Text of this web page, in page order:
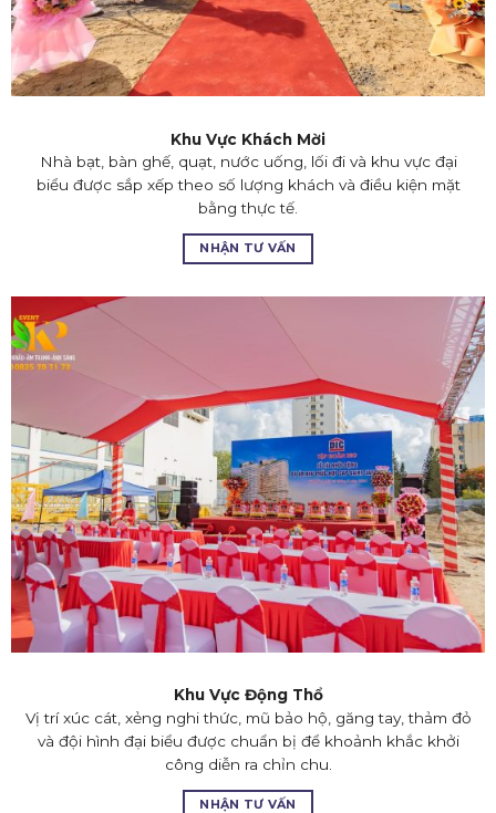
Khu Vực Khách Mời
Nhà bạt, bàn ghế, quạt, nước uống, lối đi và khu vực đại
biểu được sắp xếp theo số lượng khách và điều kiện mặt
bằng thực tế.
NHẬN TƯ VẤN
Khu Vực Động Thổ
Vị trí xúc cát, xẻng nghi thức, mũ bảo hộ, găng tay, thảm đỏ
và đội hình đại biểu được chuẩn bị để khoảnh khắc khởi
công diễn ra chỉn chu.
NHẬN TƯ VẤN